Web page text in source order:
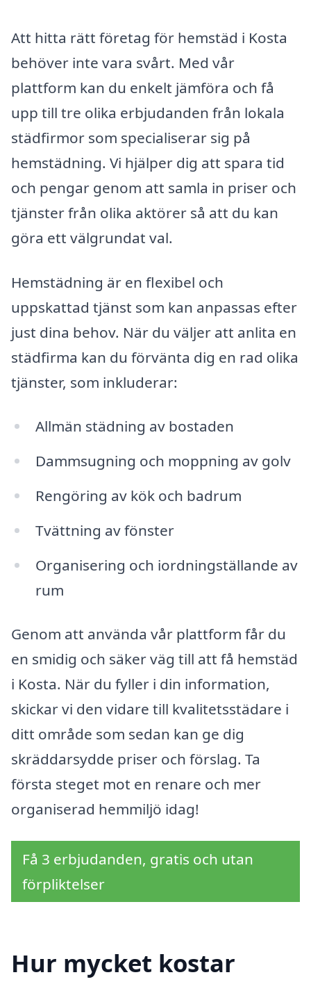
Att hitta rätt företag för hemstäd i Kosta
behöver inte vara svårt. Med vår
plattform kan du enkelt jämföra och få
upp till tre olika erbjudanden från lokala
städfirmor som specialiserar sig på
hemstädning. Vi hjälper dig att spara tid
och pengar genom att samla in priser och
tjänster från olika aktörer så att du kan
göra ett välgrundat val.
Hemstädning är en flexibel och
uppskattad tjänst som kan anpassas efter
just dina behov. När du väljer att anlita en
städfirma kan du förvänta dig en rad olika
tjänster, som inkluderar:
Allmän städning av bostaden
Dammsugning och moppning av golv
Rengöring av kök och badrum
Tvättning av fönster
Organisering och iordningställande av
rum
Genom att använda vår plattform får du
en smidig och säker väg till att få hemstäd
i Kosta. När du fyller i din information,
skickar vi den vidare till kvalitetsstädare i
ditt område som sedan kan ge dig
skräddarsydde priser och förslag. Ta
första steget mot en renare och mer
organiserad hemmiljö idag!
Få 3 erbjudanden, gratis och utan
förpliktelser
Hur mycket kostar